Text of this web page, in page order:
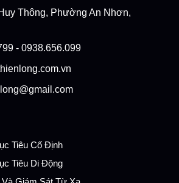
Thông, Phường An Nhơn,
- 0938.656.099
Tiêu Cố Định
Tiêu Di Động